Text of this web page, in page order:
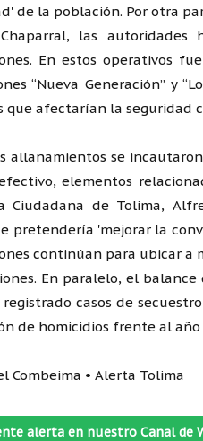
de la población. Por otra
las
En estos operativos
“Nueva Generación” y
que afectarían la seguridad
allanamientos se
elementos
Ciudadana de Tolima,
pretendería 'mejorar la
continúan para ubicar a
En paralelo, el
casos de
de homicidios frente al
Combeima • Alerta Tolima
alerta en nuestro Canal de